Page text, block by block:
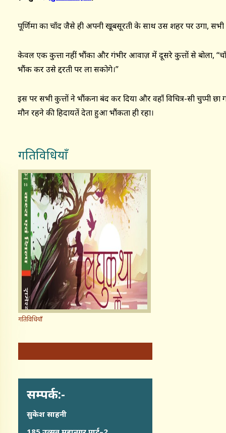
पूर्णिमा का चाँद जैसे ही अपनी खूबसूरती के साथ उस शहर पर उगा,
केवल एक कुत्ता नहीं भौंका और गंभीर आवाज़ में दूसरे कुत्तों से बोला,
भौंक कर उसे द्दरती पर ला सकोगे।”
इस पर सभी कुत्तों ने भौंकना बंद कर दिया और वहाँ विचित्र-सी चुप्पी
मौन रहने की हिदायतें देता हुआ भौंकता ही रहा।
गतिविधियाँ
गतिविधियाँ
सम्पर्क:-
सुकेश साहनी